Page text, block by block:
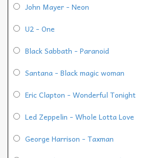
John Mayer - Neon
U2 - One
Black Sabbath - Paranoid
Santana - Black magic woman
Eric Clapton - Wonderful Tonight
Led Zeppelin - Whole Lotta Love
George Harrison - Taxman